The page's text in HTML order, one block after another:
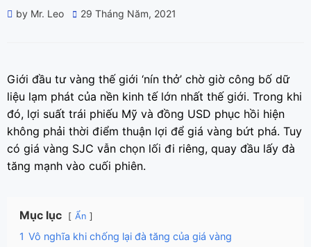
by Mr. Leo
Posted
29 Tháng Năm, 2021
Giới đầu tư vàng thế giới ‘nín thở’ chờ giờ công bố dữ
liệu lạm phát của nền kinh tế lớn nhất thế giới. Trong khi
đó, lợi suất trái phiếu Mỹ và đồng USD phục hồi hiện
không phải thời điểm thuận lợi để giá vàng bứt phá. Tuy
có giá vàng SJC vẫn chọn lối đi riêng, quay đầu lấy đà
tăng mạnh vào cuối phiên.
Mục lục Ẩn
1 Vô nghĩa khi chống lại đà tăng của giá vàng